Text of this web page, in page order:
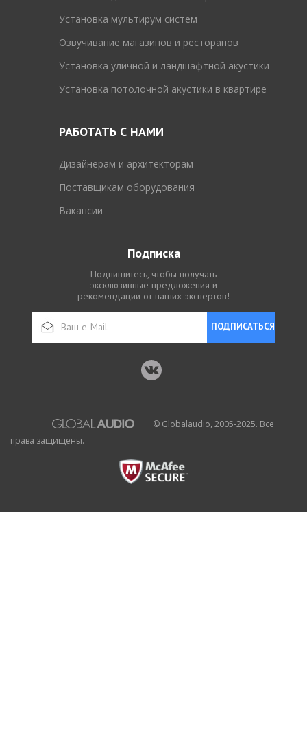
Установка мультирум систем
Озвучивание магазинов и ресторанов
Установка уличной и ландшафтной акустики
Установка потолочной акустики в квартире
РАБОТАТЬ С НАМИ
Дизайнерам и архитекторам
Поставщикам оборудования
Вакансии
Подписка
Подпишитесь, чтобы получать
эксклюзивные предложения и
рекомендации от наших экспертов!
ПОДПИСАТЬСЯ
© Globalaudio, 2005-2025. Все
права защищены.